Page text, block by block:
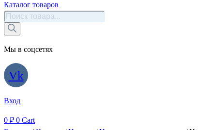
Каталог товаров
Поиск
товаров
Мы в соцсетях
Vk
Вход
0 ₽ 0 Cart